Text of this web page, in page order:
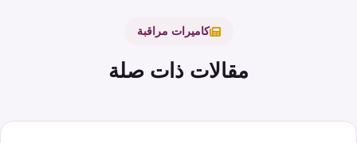
كاميرات مراقبة
مقالات ذات صلة